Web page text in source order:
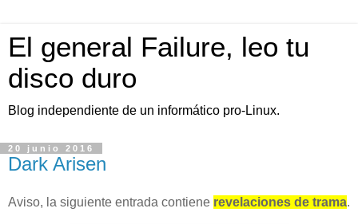
El general Failure, leo tu
disco duro
Blog independiente de un informático pro-Linux.
20 junio 2016
Dark Arisen
Aviso, la siguiente entrada contiene revelaciones de trama.